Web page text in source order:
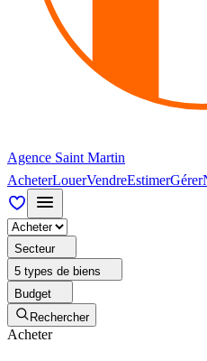
Agence Saint Martin
AcheterLouerVendreEstimerGérer
Secteur
5 types de biens
Budget
Rechercher
Acheter